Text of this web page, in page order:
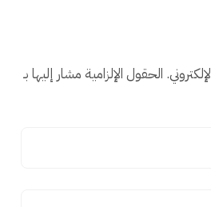
الحقول الإلزامية مشار إليها بـ